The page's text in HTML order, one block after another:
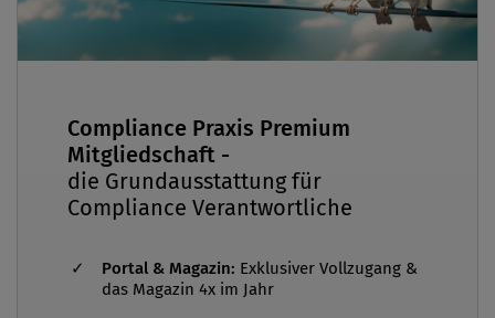
Compliance Praxis Premium
Mitgliedschaft -
die Grundausstattung für
Compliance Verantwortliche
Portal & Magazin: Exklusiver Vollzugang &
das Magazin 4x im Jahr